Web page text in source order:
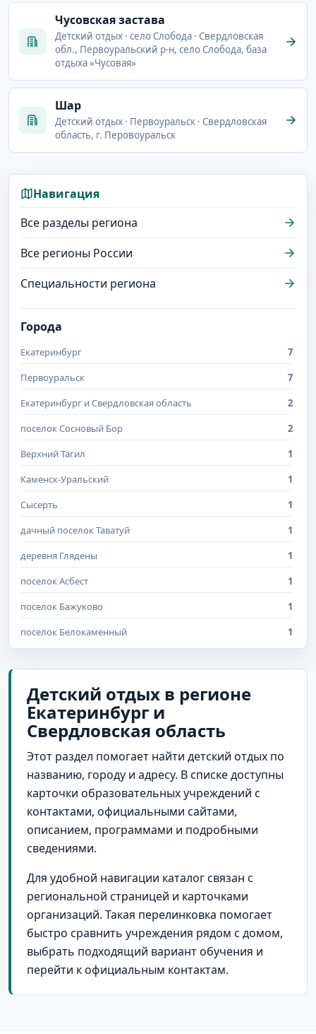
Чусовская застава
Детский отдых · село Слобода · Свердловская
обл., Первоуральский р-н, село Слобода, база
отдыха «Чусовая»
Шар
Детский отдых · Первоуральск · Свердловская
область, г. Перовоуральск
Навигация
Все разделы региона
Все регионы России
Специальности региона
Города
Екатеринбург
7
Первоуральск
7
Екатеринбург и Свердловская область
2
поселок Сосновый Бор
2
Верхний Тагил
1
Каменск-Уральский
1
Сысерть
1
дачный поселок Таватуй
1
деревня Глядены
1
поселок Асбест
1
поселок Бажуково
1
поселок Белокаменный
1
поселок городского типа Билимбай
село Кадниково
село Кунгурка
село Маминское
село Слобода
Детский отдых в регионе
Екатеринбург и
Свердловская область
Этот раздел помогает найти детский отдых по
названию, городу и адресу. В списке доступны
карточки образовательных учреждений с
контактами, официальными сайтами,
описанием, программами и подробными
сведениями.
Для удобной навигации каталог связан с
региональной страницей и карточками
организаций. Такая перелинковка помогает
быстро сравнить учреждения рядом с домом,
выбрать подходящий вариант обучения и
перейти к официальным контактам.